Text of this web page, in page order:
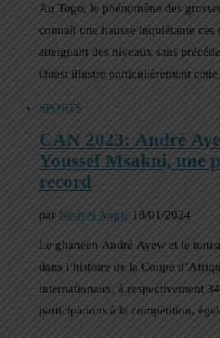
Au Togo, le phénomène des
connaît une hausse inquiétante ces
atteignant des niveaux sans
Ouest illustre particulièrement
SPORTS
CAN 2023: André
Youssef Msakni, une
record
par Nouvel Angle 18/01/2024
Le ghanéen André Ayew et le
dans l’histoire de la Coupe
internationaux, à respectivement
participations à la compétition,